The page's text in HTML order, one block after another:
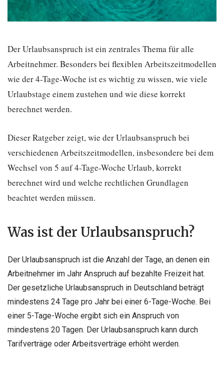
Der Urlaubsanspruch ist ein zentrales Thema für alle
Arbeitnehmer. Besonders bei flexiblen Arbeitszeitmodellen
wie der 4-Tage-Woche ist es wichtig zu wissen, wie viele
Urlaubstage einem zustehen und wie diese korrekt
berechnet werden.
Dieser Ratgeber zeigt, wie der Urlaubsanspruch bei
verschiedenen Arbeitszeitmodellen, insbesondere bei dem
Wechsel von 5 auf 4-Tage-Woche Urlaub, korrekt
berechnet wird und welche rechtlichen Grundlagen
beachtet werden müssen.
Was ist der Urlaubsanspruch?
Der Urlaubsanspruch ist die Anzahl der Tage, an denen ein
Arbeitnehmer im Jahr Anspruch auf bezahlte Freizeit hat.
Der gesetzliche Urlaubsanspruch in Deutschland beträgt
mindestens 24 Tage pro Jahr bei einer 6-Tage-Woche. Bei
einer 5-Tage-Woche ergibt sich ein Anspruch von
mindestens 20 Tagen. Der Urlaubsanspruch kann durch
Tarifverträge oder Arbeitsverträge erhöht werden.